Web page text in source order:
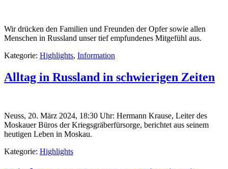
Wir drücken den Familien und Freunden der Opfer sowie allen
Menschen in Russland unser tief empfundenes Mitgefühl aus.
Kategorie: Highlights, Information
Alltag in Russland in schwierigen Zeiten
Neuss, 20. März 2024, 18:30 Uhr: Hermann Krause, Leiter des
Moskauer Büros der Kriegsgräberfürsorge, berichtet aus seinem
heutigen Leben in Moskau.
Kategorie: Highlights